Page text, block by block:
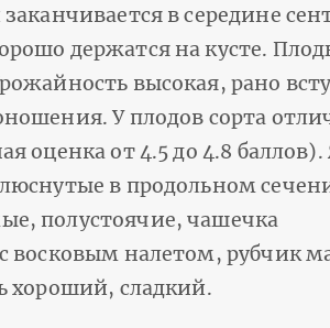
в середине
держатся на кусте.
высокая, рано
У плодов сорта
оценка от 4.5 до 4.8
в продольном
полустоячие, чашечка
восковым налетом, рубчик
хороший, сладкий.